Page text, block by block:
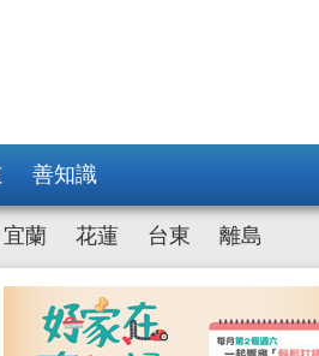
善知識
宜蘭 花蓮 台東 離島